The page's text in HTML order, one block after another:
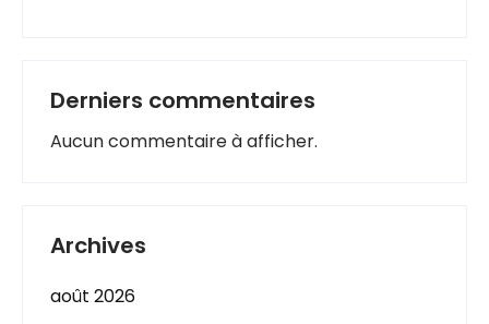
Derniers commentaires
Aucun commentaire à afficher.
Archives
août 2026